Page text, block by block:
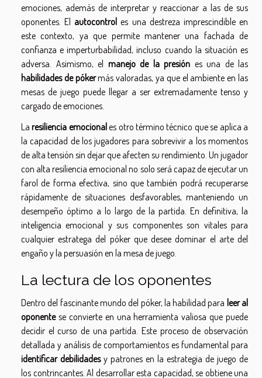
emociones, además de interpretar y reaccionar a las de sus
oponentes. El autocontrol es una destreza imprescindible en
este contexto, ya que permite mantener una fachada de
confianza e imperturbabilidad, incluso cuando la situación es
adversa. Asimismo, el manejo de la presión es una de las
habilidades de pókermás valoradas, ya que el ambiente en las
mesas de juego puede llegar a ser extremadamente tenso y
cargado de emociones.
Laresiliencia emocionales otro término técnico que se aplica a
la capacidad de los jugadores para sobrevivir a los momentos
de alta tensión sin dejar que afecten su rendimiento. Un jugador
con alta resiliencia emocional no solo será capaz de ejecutar un
farol de forma efectiva, sino que también podrá recuperarse
rápidamente de situaciones desfavorables, manteniendo un
desempeño óptimo a lo largo de la partida. En definitiva, la
inteligencia emocional y sus componentes son vitales para
cualquier estratega del póker que desee dominar el arte del
engaño y la persuasión en la mesa de juego.
La lectura de los oponentes
Dentro del fascinante mundo del póker, la habilidad para leer al
oponentese convierte en una herramienta valiosa que puede
decidir el curso de una partida. Este proceso de observación
detallada y análisis de comportamientos es fundamental para
identificar debilidadesy patrones en la estrategia de juego de
los contrincantes. Al desarrollar esta capacidad, se obtiene una